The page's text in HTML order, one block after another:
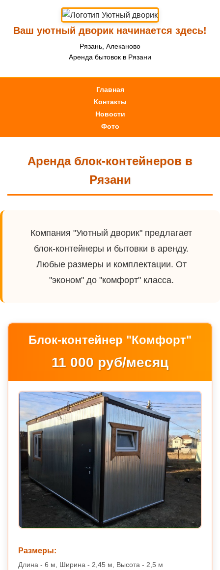
Ваш уютный дворик начинается здесь!
Рязань, Алеканово
Аренда бытовок в Рязани
Главная
Контакты
Новости
Фото
Аренда блок-контейнеров в
Рязани
Компания "Уютный дворик" предлагает
блок-контейнеры и бытовки в аренду.
Любые размеры и комплектации. От
"эконом" до "комфорт" класса.
Блок-контейнер "Комфорт"
11 000 руб/месяц
Размеры:
Длина - 6 м, Ширина - 2,45 м, Высота - 2,5 м